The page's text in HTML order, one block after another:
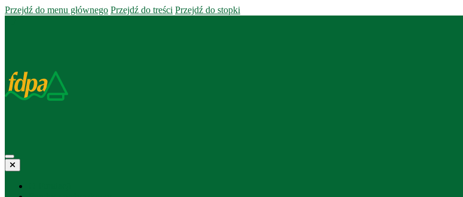
Przejdź do menu głównego Przejdź do treści Przejdź do stopki